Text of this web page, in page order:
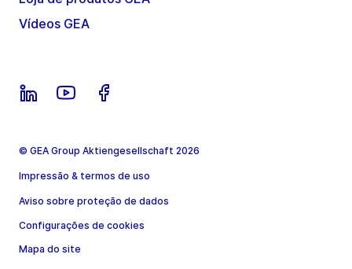
Vídeos GEA
© GEA Group Aktiengesellschaft 2026
Impressão & termos de uso
Aviso sobre proteção de dados
Configurações de cookies
Mapa do site